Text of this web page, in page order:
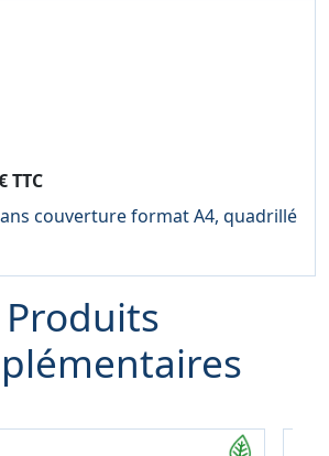
TTC
couverture format A4, quadrillé
Produits